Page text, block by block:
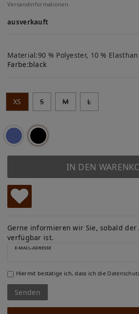
Versandinformationen.
ausverkauft
Material:90 % Polyester, 10 % Elasthan
Farbe:black
XS S M L
IN DEN
W
u
ns
ch
lis
te
Gerne informieren wir Sie, sobald
verfügbar ist.
E-MAIL-ADRESSE
Hiermit bestätige ich, dass ich die
Senden